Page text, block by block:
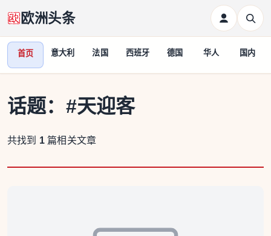
欧洲头条
首页 意大利 法国 西班牙 德国 华人 国内
话题： #天迎客
共找到 1 篇相关文章